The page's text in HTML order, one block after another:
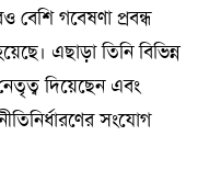
বেশি গবেষণা প্রবন্ধ
এছাড়া তিনি বিভিন্ন
দিয়েছেন এবং
সংযোগ